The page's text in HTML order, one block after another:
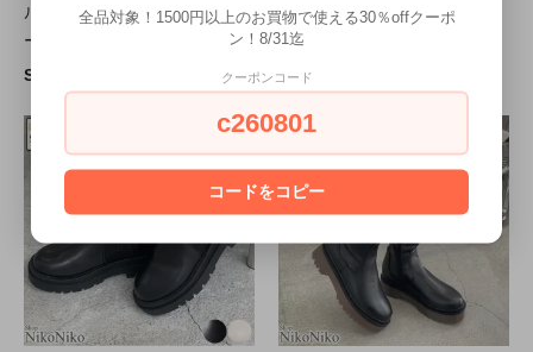
ルベルト付 スエード ミドルブ
ーツ【即納】レディース
SOLD OUT
クソール 厚底 ロングブーツ
【即納】 フェイクレザー
SOLD OUT
全品対象！1500円以上のお買物で使える30％offクーポ
ン！8/31迄
クーポンコード
c260801
コードをコピー